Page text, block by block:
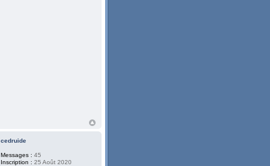
cedruide
Messages : 45
Inscription : 25 Août 2020